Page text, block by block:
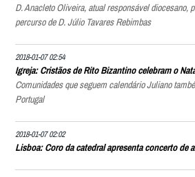
D. Anacleto Oliveira, atual responsável diocesano,
percurso de D. Júlio Tavares Rebimbas
2018-01-07 02:54
Igreja: Cristãos de Rito Bizantino celebram o
Comunidades que seguem calendário Juliano
Portugal
2018-01-07 02:02
Lisboa: Coro da catedral apresenta concerto de